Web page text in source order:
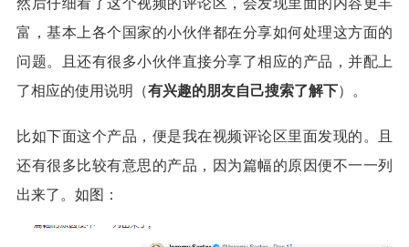
然后仔细看了这个视频的评论区，会发现里面的内容更丰
富，基本上各个国家的小伙伴都在分享如何处理这方面的
问题。且还有很多小伙伴直接分享了相应的产品，并配上
了相应的使用说明（有兴趣的朋友自己搜索了解下）。
比如下面这个产品，便是我在视频评论区里面发现的。且
还有很多比较有意思的产品，因为篇幅的原因便不一一列
出来了。如图：